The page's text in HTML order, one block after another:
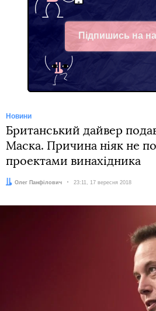
Підпишись на
Telegram
Новини
Британський дайвер
Маска. Причина ніяк не
проектами винахідника
Автор:
Олег Панфілович Дата:
23:11, 17 вересня 2018